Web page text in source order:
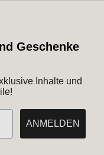
Geschenke
Inhalte und
ANMELDEN